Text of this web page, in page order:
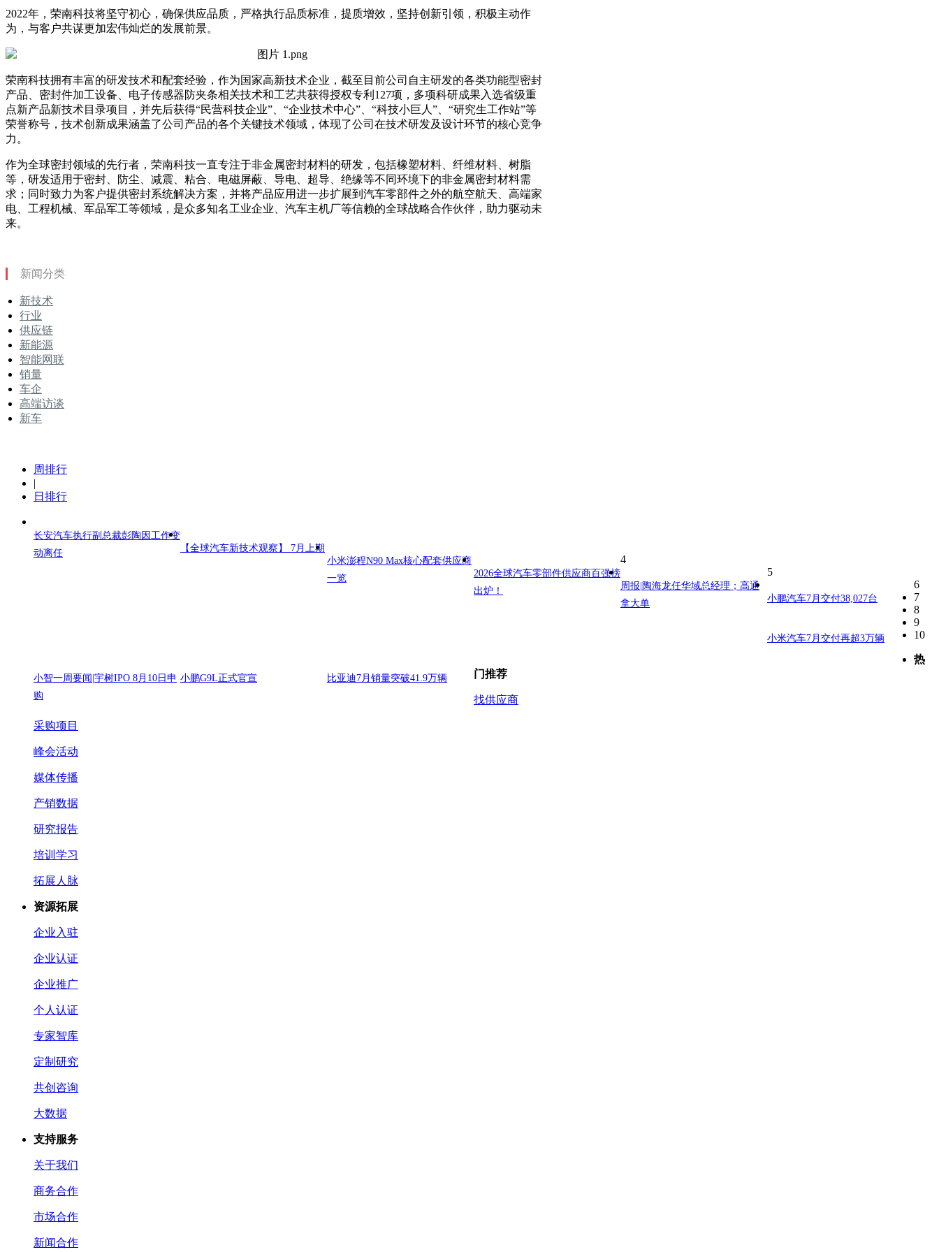
2022年，荣南科技将坚守初心，确保供应品质，严格执行品质标准，提质增效，坚持创新引领，积极主动作
为，与客户共谋更加宏伟灿烂的发展前景。
荣南科技拥有丰富的研发技术和配套经验，作为国家高新技术企业，截至目前公司自主研发的各类功能型密封
产品、密封件加工设备、电子传感器防夹条相关技术和工艺共获得授权专利127项，多项科研成果入选省级重
点新产品新技术目录项目，并先后获得“民营科技企业”、“企业技术中心”、“科技小巨人”、“研究生工作站”等
荣誉称号，技术创新成果涵盖了公司产品的各个关键技术领域，体现了公司在技术研发及设计环节的核心竞争
力。
作为全球密封领域的先行者，荣南科技一直专注于非金属密封材料的研发，包括橡塑材料、纤维材料、树脂
等，研发适用于密封、防尘、减震、粘合、电磁屏蔽、导电、超导、绝缘等不同环境下的非金属密封材料需
求；同时致力为客户提供密封系统解决方案，并将产品应用进一步扩展到汽车零部件之外的航空航天、高端家
电、工程机械、军品军工等领域，是众多知名工业企业、汽车主机厂等信赖的全球战略合作伙伴，助力驱动未
来。
新闻分类
新技术
行业
供应链
新能源
智能网联
销量
车企
高端访谈
新车
周排行
|
日排行
长安汽车执行副总裁彭陶因工作变
动离任
【全球汽车新技术观察】 7月上期
小米澎程N90 Max核心配套供应商
一览
4
2026全球汽车零部件供应商百强榜
出炉！
5
周报|陶海龙任华域总经理；高通
拿大单
6
小鹏汽车7月交付38,027台 7
小米汽车7月交付再超3万辆
8
小智一周要闻|宇树IPO 8月10日申
购
9
小鹏G9L正式官宣
10
比亚迪7月销量突破41.9万辆
热
门推荐
找供应商
采购项目
峰会活动
媒体传播
产销数据
研究报告
培训学习
拓展人脉
资源拓展
企业入驻
企业认证
企业推广
个人认证
专家智库
定制研究
共创咨询
大数据
支持服务
关于我们
商务合作
市场合作
新闻合作